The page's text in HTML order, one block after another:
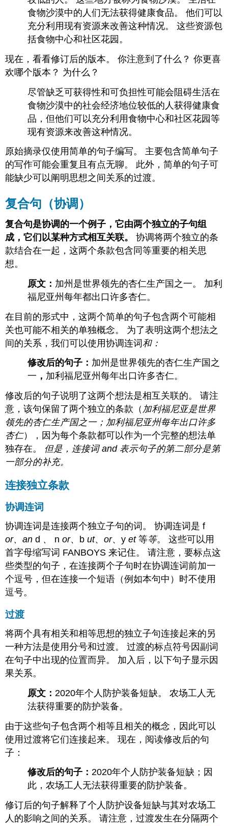
立
子
句
与
赖
子
连
接
起
来
从
属
连
词
标
复
合
复
杂
句
子
从
关
系）
改
变
句
类
型
识
别
句
子
的
样
修
句
子
多
样
性
可
和
归
属
CC
许
可
内
原
创
许
可
之
前
已
布
食物沙漠中的人们无法获得健康食品。 他们可以
充分利用现有资源来改善这种情况。 这些资源包
括食物中心和社区花园。
现在，看看修订后的版本。 你注意到了什么？ 你更喜
欢哪个版本？ 为什么？
尽管缺乏可获得性和可负担性可能会阻碍生活在
食物沙漠中的社会经济地位较低的人获得健康食
品，但他们可以充分利用食物中心和社区花园等
现有资源来改善这种情况。
原始摘录仅使用简单的句子编写。 主要包含简单句子
的写作可能会重复且有点无聊。 此外，简单的句子可
能缺少可以阐明思想之间关系的过渡。
复合句（协调）
复合句是协调的一个例子，它由两个独立的子句组
成，它们以某种方式相互关联。
协调将两个独立的条
款结合在一起，这两个条款包含同等重要的相关思
想。
原文： 加州是世界领先的杏仁生产国之一。 加利
福尼亚州每年都出口许多杏仁。
在目前的形式中，这两个简单的句子包含两个可能相
关也可能不相关的单独概念。 为了表明这两个想法之
间的关系，我们可以使用协调连词 和：
修改后的句子： 加州是世界领先的杏仁生产国之
一 ， 加利福尼亚州每年出口许多杏仁。
修改后的句子说明了这两个想法是相互关联的。 请注
意，该句保留了两个独立的条款（ 加利福尼亚是世界
领先的杏仁生产国之一；加利福尼亚州每年出口许多
杏仁），因为每个条款都可以作为一个完整的想法单
独存在。 但是，连接词 and 表示句子的第二部分是第
一部分的补充。
连接独立条款
协调连词
协调连词是连接两个独立子句的词。 协调连词是 f
or、an d 、 nor、but、or、yet等等。 这些可以用
首字母缩写词 FANBOYS 来记住。 请注意，要标点这
些类型的句子，在连接两个子句时在协调连词前加一
个逗号，但在连接一个短语（例如本句中）时不使用
逗号。
过渡
将两个具有相关和相等思想的独立子句连接起来的另
一种方法是使用分号和过渡。 过渡的标点符号因副词
在句子中出现的位置而异。 加入后，以下句子显示因
果关系。
原文： 2020年个人防护装备短缺。 农场工人无
法获得重要的防护装备。
由于这些句子包含两个相等且相关的概念，因此可以
使用过渡将它们连接起来。 现在，阅读修改后的句
子：
修改后的句子：2020年个人防护装备短缺；因
此，农场工人无法获得重要的防护装备。
修订后的句子解释了个人防护设备短缺与其对农场工
人的影响之间的关系。 请注意，过渡发生在分隔两个